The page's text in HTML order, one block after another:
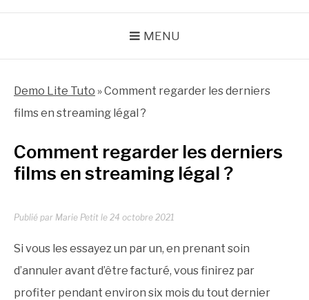
MENU
Demo Lite Tuto »Comment regarder les derniers
films en streaming légal ?
Comment regarder les derniers
films en streaming légal ?
Publié par Marie Petit le 24 octobre 2021
Si vous les essayez un par un, en prenant soin
d’annuler avant d’être facturé, vous finirez par
profiter pendant environ six mois du tout dernier